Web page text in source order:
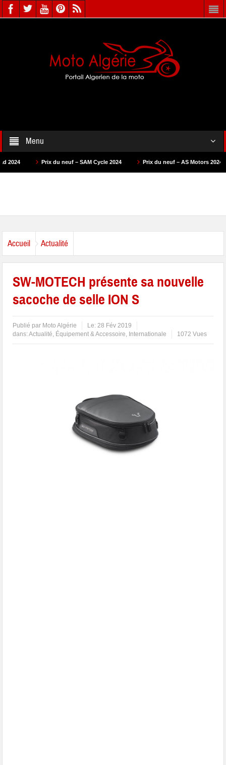
Menu
Prix du neuf – SAM Cycle 2024 Prix du neuf – AS Motors 2024 Prix
Accueil Actualité
SW-MOTECH présente sa nouvelle
sacoche de selle ION S
Publié par Moto Algérie Le:28 Fév 2019
dans:Actualité, Équipement & Accessoire, Internationale 1072 Vues